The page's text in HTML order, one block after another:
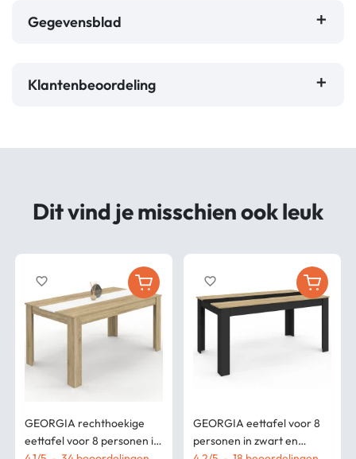
Gegevensblad
Klantenbeoordeling
Dit vind je misschien ook leuk
GEORGIA rechthoekige
eettafel voor 8 personen in
favorite_border
GEORGIA eettafel voor 8
personen in zwart en
favorite_border